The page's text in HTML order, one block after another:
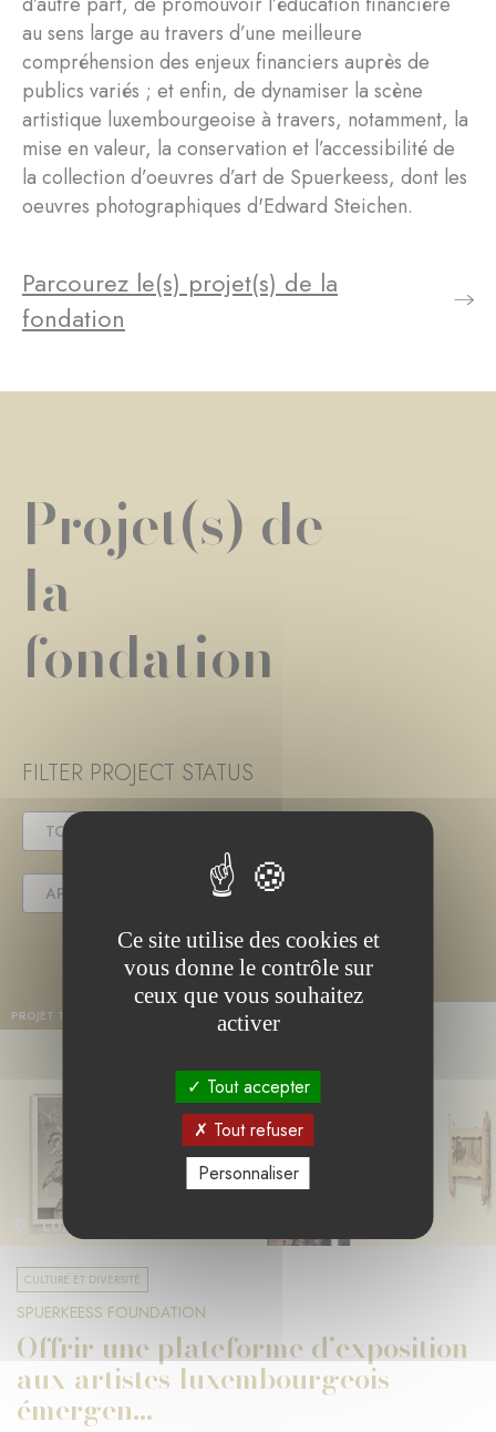
au sens large au travers d’une meilleure
compréhension des enjeux financiers auprès de
publics variés ; et enfin, de dynamiser la scène
artistique luxembourgeoise à travers, notamment, la
mise en valeur, la conservation et l’accessibilité de
la collection d’oeuvres d’art de Spuerkeess, dont les
oeuvres photographiques d'Edward Steichen.
Parcourez le(s) projet(s) de la
fondation
Projet(s) de
la
fondation
FILTER PROJECT STATUS
TOUS
APPEL(S) À PROJET
PROJET TERMINÉ
LUXEMBOURG
CULTURE ET DIVERSITÉ
SPUERKEESS FOUNDATION
Offrir une plateforme d’exposition
aux artistes luxembourgeois
émergen...
Ce site utilise des cookies et
vous donne le contrôle sur
ceux que vous souhaitez
activer
Tout accepter
Tout refuser
Personnaliser